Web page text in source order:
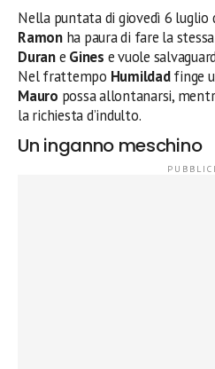
Nella puntata di giovedì 6 luglio
Ramonha paura di fare la
Durane Gines e vuole
Nel frattempo Humildadfinge
Mauro possa allontanarsi,
la richiesta d’indulto.
Un inganno meschino